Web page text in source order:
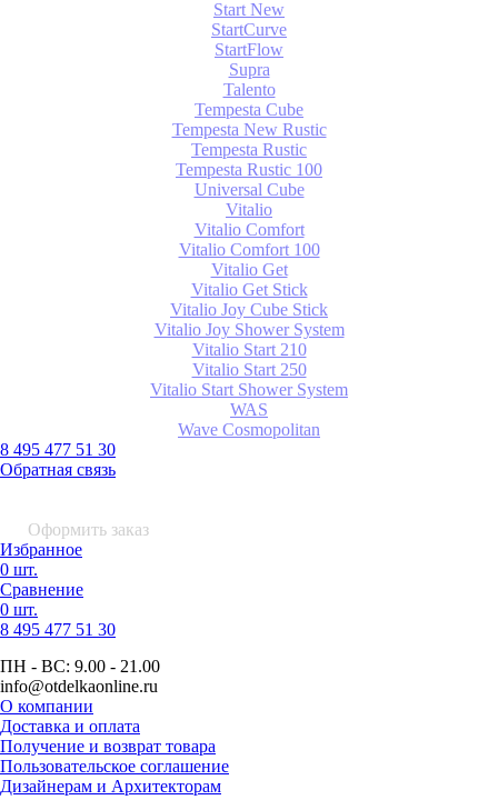
Start New
StartCurve
StartFlow
Supra
Talento
Tempesta Cube
Tempesta New Rustic
Tempesta Rustic
Tempesta Rustic 100
Universal Cube
Vitalio
Vitalio Comfort
Vitalio Comfort 100
Vitalio Get
Vitalio Get Stick
Vitalio Joy Cube Stick
Vitalio Joy Shower System
Vitalio Start 210
Vitalio Start 250
Vitalio Start Shower System
WAS
Wave Cosmopolitan
8 495 477 51 30
Обратная связь
Оформить заказ
Избранное
0 шт.
Сравнение
0 шт.
8 495 477 51 30
ПН - ВС: 9.00 - 21.00
info@otdelkaonline.ru
О компании
Доставка и оплата
Получение и возврат товара
Пользовательское соглашение
Дизайнерам и Архитекторам